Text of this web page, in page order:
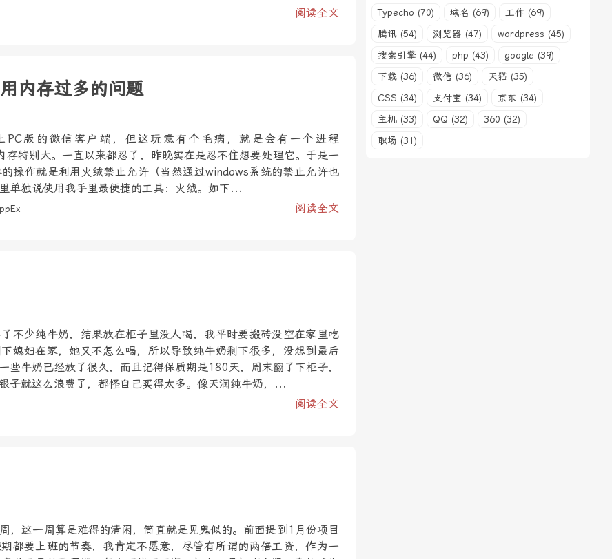
阅读全文
内存过多的问题
PC版的微信客户端，但这玩意有个毛病，就是会有一个进程
特别大。一直以来都忍了，昨晚实在是忍不住想要处理它。于是一
操作就是利用火绒禁止允许（当然通过windows系统的禁止允许也
单独说使用我手里最便捷的工具：火绒。如下...
阅读全文
不少纯牛奶，结果放在柜子里没人喝，我平时要搬砖没空在家里吃
媳妇在家，她又不怎么喝，所以导致纯牛奶剩下很多，没想到最后
些牛奶已经放了很久，而且记得保质期是180天，周末翻了下柜子，
子就这么浪费了，都怪自己买得太多。像天润纯牛奶，...
阅读全文
，这一周算是难得的清闲，简直就是见鬼似的。前面提到1月份项目
都要上班的节奏，我肯定不愿意，尽管有所谓的两倍工资，作为一
Typecho (70)
域名 (69)
工作 (69)
腾讯 (54)
浏览器 (47)
wordpress (45)
搜索引擎 (44)
php (43)
google (39)
下载 (36)
微信 (36)
天猫 (35)
CSS (34)
支付宝 (34)
京东 (34)
主机 (33)
QQ (32)
360 (32)
职场 (31)